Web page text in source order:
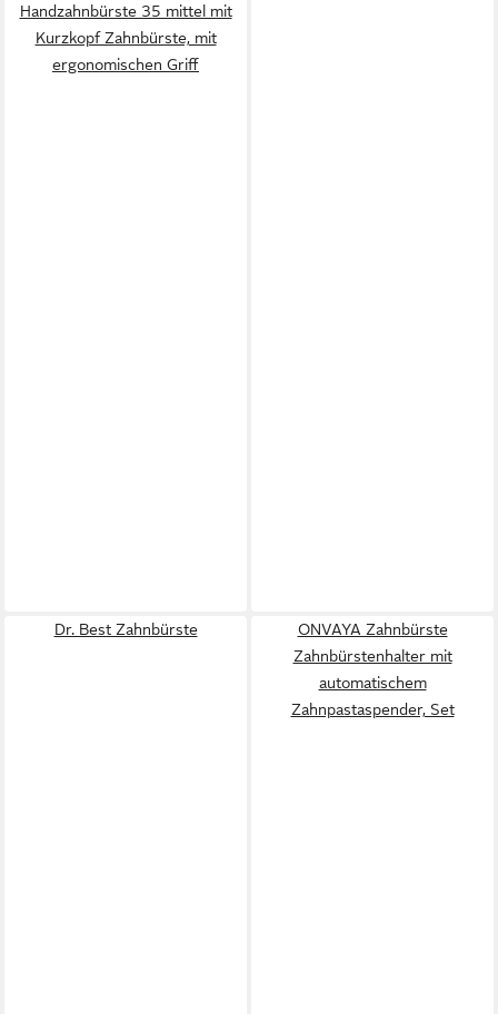
Handzahnbürste 35 mittel mit
Kurzkopf Zahnbürste, mit
ergonomischen Griff
Dr. Best Zahnbürste
ONVAYA Zahnbürste
Zahnbürstenhalter mit
automatischem
Zahnpastaspender, Set